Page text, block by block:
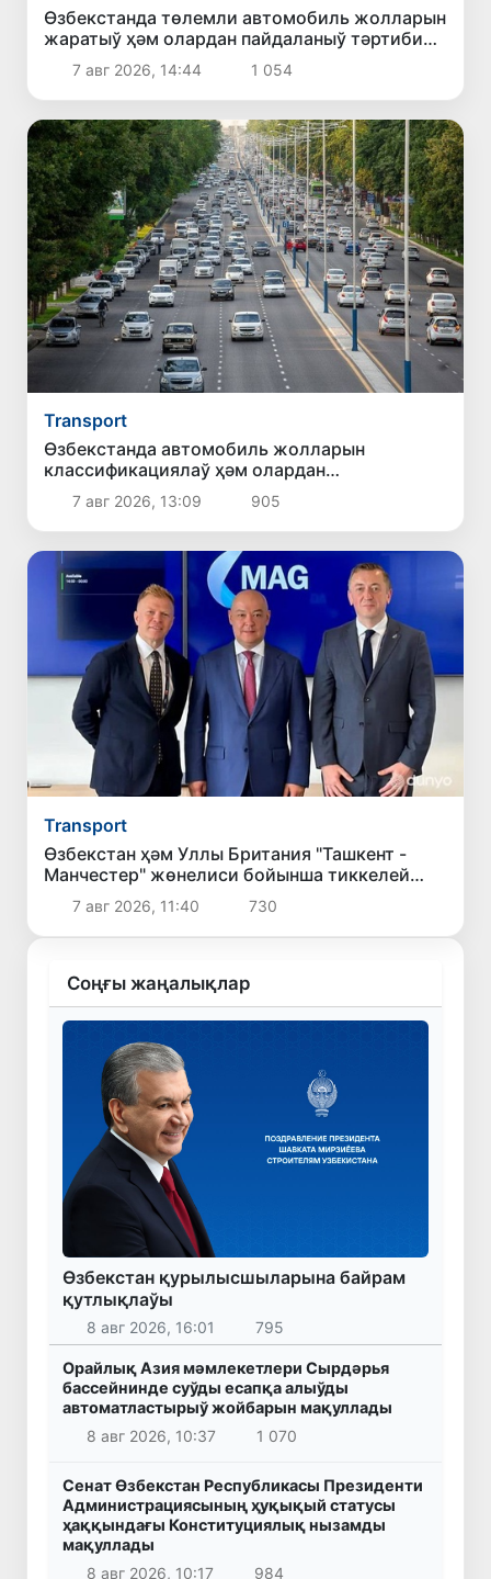
Өзбекстанда төлемли автомобиль жолларын
жаратыў ҳәм олардан пайдаланыў тәртиби
белгиленди
7 авг 2026, 14:44 1 054
Transport
Өзбекстанда автомобиль жолларын
классификациялаў ҳәм олардан
пайдаланыўдың жаңа қағыйдалары
белгиленди
7 авг 2026, 13:09 905
Transport
Өзбекстан ҳәм Уллы Британия "Ташкент -
Манчестер" жөнелиси бойынша тиккелей
авиақатнаўларды жолға қойыў мәселесин
көрип шықпақта
7 авг 2026, 11:40 730
Соңғы жаңалықлар
Өзбекстан қурылысшыларына байрам
қутлықлаўы
8 авг 2026, 16:01 795
Орайлық Азия мәмлекетлери Сырдәрья
бассейнинде суўды есапқа алыўды
автоматластырыў жойбарын мақуллады
8 авг 2026, 10:37
1 070
Сенат Өзбекстан Республикасы Президенти
Администрациясының ҳуқықый статусы
ҳаққындағы Конституциялық нызамды
мақуллады
8 авг 2026, 10:17
984